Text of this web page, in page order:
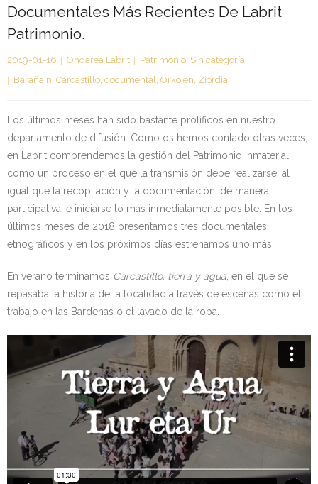
Kontaktua | Contacto
Documentales Más Recientes De Labrit
Patrimonio.
2019-01-16 Ondarea Labrit Patrimonio, Sin categoría
Barañain, Carcastillo, documental, Orkoien, Ziordia
Los últimos meses han sido bastante prolíficos en nuestro
departamento de difusión. Como os hemos contado otras veces,
en Labrit comprendemos la gestión del Patrimonio Inmaterial
como un proceso en el que la transmisión debe realizarse, al
igual que la recopilación y la documentación, de manera
participativa, e iniciarse lo más inmediatamente posible. En los
últimos meses de 2018 presentamos tres documentales
etnográficos y en los próximos días estrenamos uno más.
En verano terminamos Carcastillo: tierra y agua , en el que se
repasaba la historia de la localidad a través de escenas como el
trabajo en las Bardenas o el lavado de la ropa.